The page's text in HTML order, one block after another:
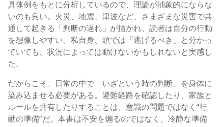
具体例をもとに分析しているので、理論が抽象的にならな
いのも良い。火災、地震、津波など、さまざまな災害で共
通して起きる「判断の遅れ」が描かれ、読者は自分の行動
を想像しやすい。私自身、頭では「逃げるべき」と分かっ
ていても、状況によっては動けないかもしれないと実感し
た。
だからこそ、日常の中で「いざという時の判断」を身体に
染み込ませる必要がある。避難経路を確認したり、家族と
ルールを共有したりすることは、意識の問題ではなく“行
動の準備”だ。本書は不安を煽るのではなく、冷静な準備